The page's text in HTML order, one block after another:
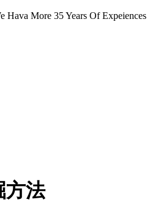
Hava More 35 Years Of Expeiences
方法